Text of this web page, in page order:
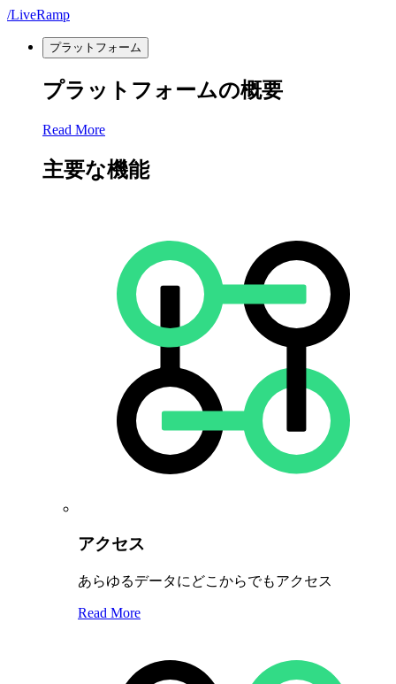
/LiveRamp
プラットフォーム
プラットフォームの概要
Read More
主要な機能
アクセス
あらゆるデータにどこからでもアクセス
Read More